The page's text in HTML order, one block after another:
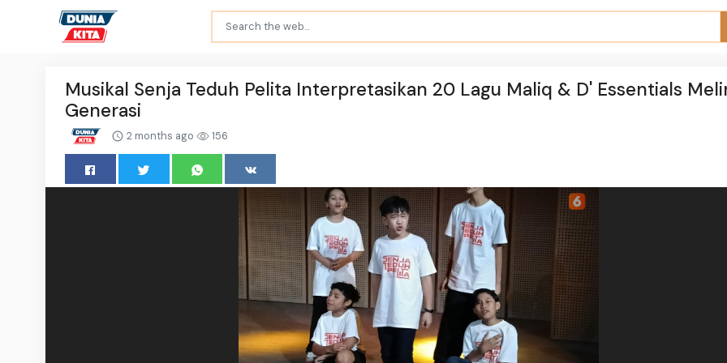
Musikal Senja Teduh Pelita Interpretasikan 20 Lagu Maliq & D' Essentials
Generasi
2 months ago 156